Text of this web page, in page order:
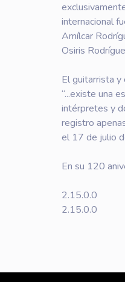
internacional
Amílcar
Osiris
El guitarrista y
“...existe una
intérpretes y
registro
el 17 de julio
En su 120
2.15.0.0
2.15.0.0